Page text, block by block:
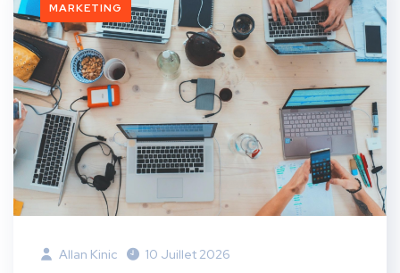
MARKETING
Allan Kinic 10 Juillet 2026